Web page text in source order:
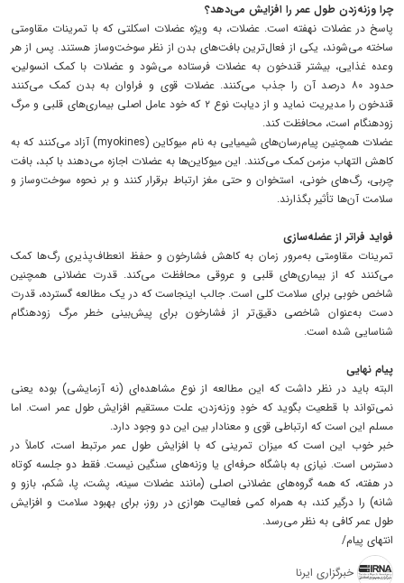
چرا وزنه‌زدن طول عمر را افزایش می‌دهد؟
پاسخ در عضلات نهفته است. عضلات، به ویژه عضلات اسکلتی که با تمرینات مقاومتی
ساخته می‌شوند، یکی از فعال‌ترین بافت‌های بدن از نظر سوخت‌وساز هستند. پس از هر
وعده غذایی، بیشتر قندخون به عضلات فرستاده می‌شود و عضلات با کمک انسولین،
حدود ۸۰ درصد آن را جذب می‌کنند. عضلات قوی و فراوان به بدن کمک می‌کنند
قندخون را مدیریت نماید و از دیابت نوع ۲ که خود عامل اصلی بیماری‌های قلبی و مرگ
زودهنگام است، محافظت کند.
عضلات همچنین پیام‌رسان‌های شیمیایی به نام میوکاین (myokines) آزاد می‌کنند که به
کاهش التهاب مزمن کمک می‌کنند. این میوکاین‌ها به عضلات اجازه می‌دهند با کبد، بافت
چربی، رگ‌های خونی، استخوان و حتی مغز ارتباط برقرار کنند و بر نحوه سوخت‌وساز و
سلامت آن‌ها تأثیر بگذارند.
فواید فراتر از عضله‌سازی
تمرینات مقاومتی به‌مرور زمان به کاهش فشارخون و حفظ انعطاف‌پذیری رگ‌ها کمک
می‌کنند که از بیماری‌های قلبی و عروقی محافظت می‌کند. قدرت عضلانی همچنین
شاخص خوبی برای سلامت کلی است. جالب اینجاست که در یک مطالعه گسترده، قدرت
دست به‌عنوان شاخصی دقیق‌تر از فشارخون برای پیش‌بینی خطر مرگ زودهنگام
شناسایی شده است.
پیام نهایی
البته باید در نظر داشت که این مطالعه از نوع مشاهده‌ای (نه آزمایشی) بوده یعنی
نمی‌تواند با قطعیت بگوید که خودِ وزنه‌زدن، علت مستقیم افزایش طول عمر است. اما
مسلم این است که ارتباطی قوی و معنادار بین این دو وجود دارد.
خبر خوب این است که میزان تمرینی که با افزایش طول عمر مرتبط است، کاملاً در
دسترس است. نیازی به باشگاه حرفه‌ای یا وزنه‌های سنگین نیست. فقط دو جلسه کوتاه
در هفته، که همه گروه‌های عضلانی اصلی (مانند عضلات سینه، پشت، پا، شکم، بازو و
شانه) را درگیر کند، به همراه کمی فعالیت هوازی در روز، برای بهبود سلامت و افزایش
طول عمر کافی به نظر می‌رسد.
انتهای پیام/
خبرگزاری ایرنا